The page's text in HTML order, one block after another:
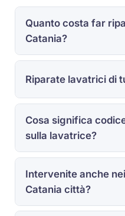
Quanto costa far
Catania?
Riparate lavatrici di
Cosa significa
sulla lavatrice?
Intervenite anche
Catania città?